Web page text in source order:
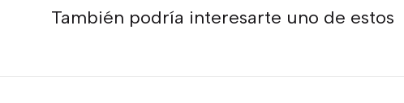
También podría interesarte uno de estos